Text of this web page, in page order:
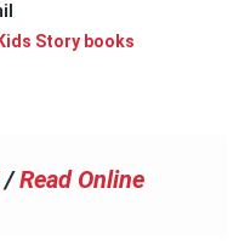
Story books
/Read Online